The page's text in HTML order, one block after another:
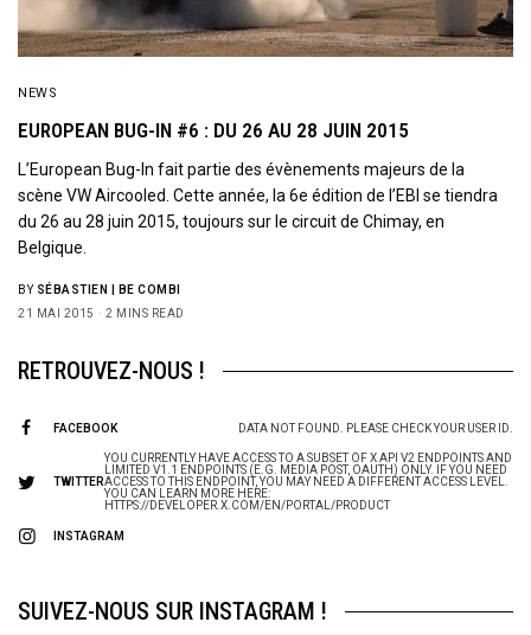
NEWS
EUROPEAN BUG-IN #6 : DU 26 AU 28 JUIN 2015
L’European Bug-In fait partie des évènements majeurs de la
scène VW Aircooled. Cette année, la 6e édition de l’EBI se tiendra
du 26 au 28 juin 2015, toujours sur le circuit de Chimay, en
Belgique.
BY SÉBASTIEN | BE COMBI
21 MAI 2015
2 MINS READ
RETROUVEZ-NOUS !
FACEBOOK DATA NOT FOUND. PLEASE CHECK YOUR USER ID.
TWITTER
YOU CURRENTLY HAVE ACCESS TO A SUBSET OF X API V2 ENDPOINTS AND
LIMITED V1.1 ENDPOINTS (E.G. MEDIA POST, OAUTH) ONLY. IF YOU NEED
ACCESS TO THIS ENDPOINT, YOU MAY NEED A DIFFERENT ACCESS LEVEL.
YOU CAN LEARN MORE HERE:
HTTPS://DEVELOPER.X.COM/EN/PORTAL/PRODUCT
INSTAGRAM
SUIVEZ-NOUS SUR INSTAGRAM !